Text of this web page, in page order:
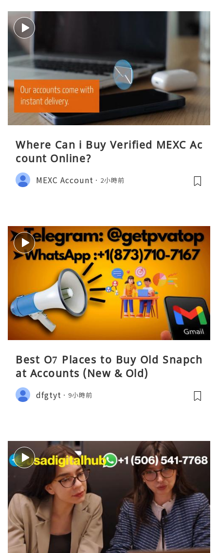
Where Can i Buy Verified MEXC Ac
count Online?
MEXC Account 2小時前
Best O7 Places to Buy Old Snapch
at Accounts (New & Old)
dfgtyt 9小時前